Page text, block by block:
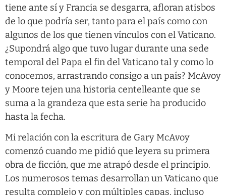
tiene ante sí y Francia se desgarra, afloran atisbos
de lo que podría ser, tanto para el país como con
algunos de los que tienen vínculos con el Vaticano.
¿Supondrá algo que tuvo lugar durante una sede
temporal del Papa el fin del Vaticano tal y como lo
conocemos, arrastrando consigo a un país? McAvoy
y Moore tejen una historia centelleante que se
suma a la grandeza que esta serie ha producido
hasta la fecha.
Mi relación con la escritura de Gary McAvoy
comenzó cuando me pidió que leyera su primera
obra de ficción, que me atrapó desde el principio.
Los numerosos temas desarrollan un Vaticano que
resulta complejo y con múltiples capas, incluso